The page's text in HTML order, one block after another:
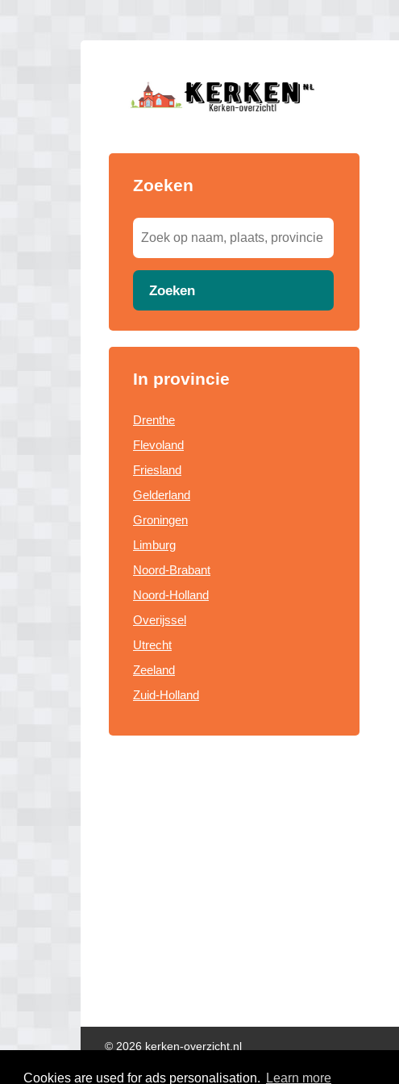
Cookies are used for ads personalisation. Learn more
Zoeken
Zoeken
In provincie
Drenthe
Flevoland
Friesland
Gelderland
Groningen
Limburg
Noord-Brabant
Noord-Holland
Overijssel
Utrecht
Zeeland
Zuid-Holland
© 2026 kerken-overzicht.nl